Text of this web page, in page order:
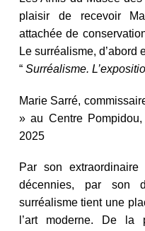
plaisir de recevoir
attachée de
Le surréalisme, d’abord
“ Surréalisme.
Marie Sarré,
» au Centre
2025
Par son
décennies, par son
surréalisme tient une
l’art moderne. De la